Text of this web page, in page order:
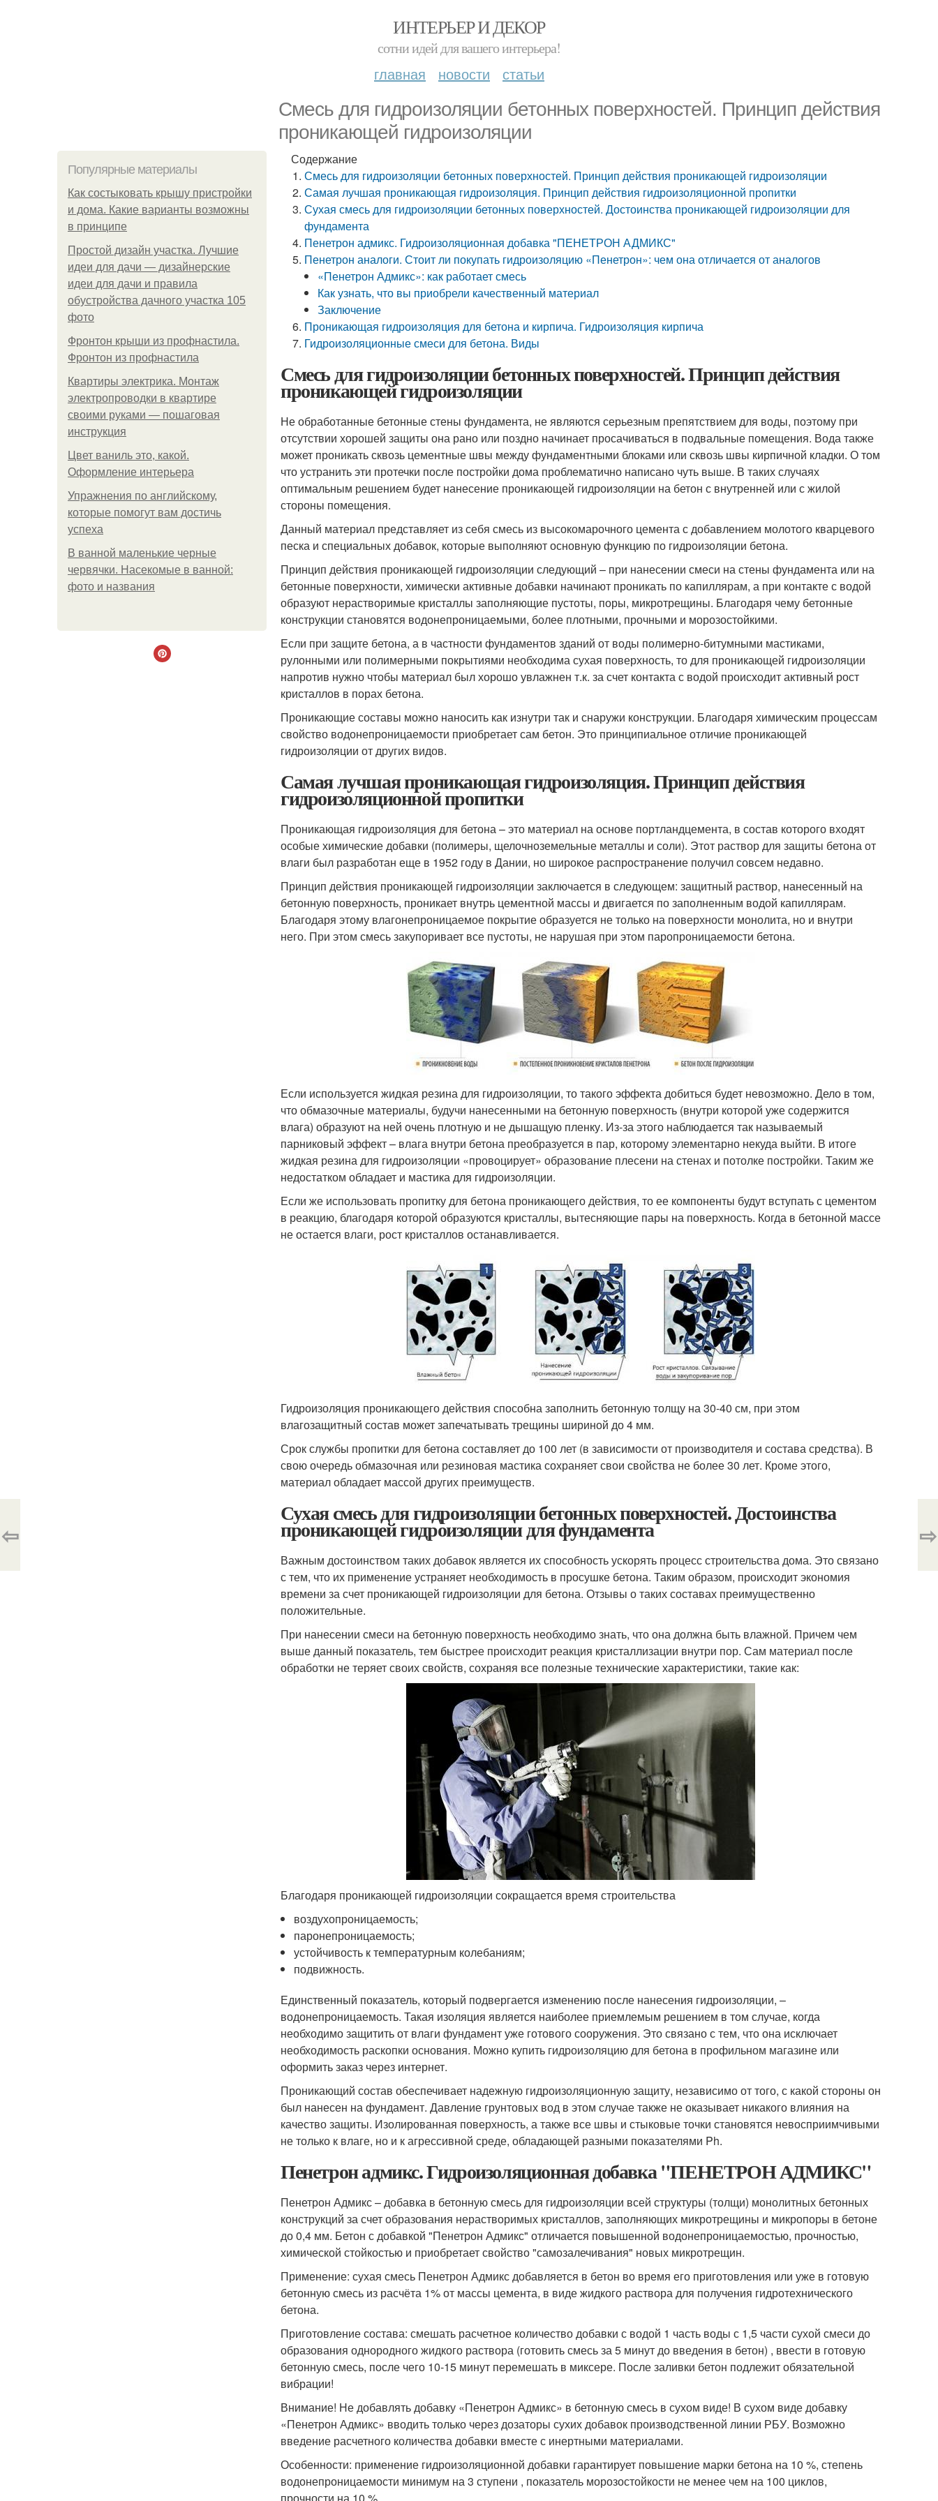
ИНТЕРЬЕР И ДЕКОР
сотни идей для вашего интерьера!
главная новости статьи
Смесь для гидроизоляции бетонных поверхностей. Принцип действия
проникающей гидроизоляции
Популярные материалы
Как состыковать крышу пристройки
и дома. Какие варианты возможны
в принципе
Простой дизайн участка. Лучшие
идеи для дачи — дизайнерские
идеи для дачи и правила
обустройства дачного участка 105
фото
Фронтон крыши из профнастила.
Фронтон из профнастила
Квартиры электрика. Монтаж
электропроводки в квартире
своими руками — пошаговая
инструкция
Цвет ваниль это, какой.
Оформление интерьера
Упражнения по английскому,
которые помогут вам достичь
успеха
В ванной маленькие черные
червячки. Насекомые в ванной:
фото и названия
Содержание
Смесь для гидроизоляции бетонных поверхностей. Принцип действия проникающей гидроизоляции
Самая лучшая проникающая гидроизоляция. Принцип действия гидроизоляционной пропитки
Сухая смесь для гидроизоляции бетонных поверхностей. Достоинства проникающей гидроизоляции для
фундамента
Пенетрон адмикс. Гидроизоляционная добавка "ПЕНЕТРОН АДМИКС"
Пенетрон аналоги. Стоит ли покупать гидроизоляцию «Пенетрон»: чем она отличается от аналогов
«Пенетрон Адмикс»: как работает смесь
Как узнать, что вы приобрели качественный материал
Заключение
Проникающая гидроизоляция для бетона и кирпича. Гидроизоляция кирпича
Гидроизоляционные смеси для бетона. Виды
Смесь для гидроизоляции бетонных поверхностей. Принцип действия
проникающей гидроизоляции
Не обработанные бетонные стены фундамента, не являются серьезным препятствием для воды, поэтому при
отсутствии хорошей защиты она рано или поздно начинает просачиваться в подвальные помещения. Вода также
может проникать сквозь цементные швы между фундаментными блоками или сквозь швы кирпичной кладки. О том
что устранить эти протечки после постройки дома проблематично написано чуть выше. В таких случаях
оптимальным решением будет нанесение проникающей гидроизоляции на бетон с внутренней или с жилой
стороны помещения.
Данный материал представляет из себя смесь из высокомарочного цемента с добавлением молотого кварцевого
песка и специальных добавок, которые выполняют основную функцию по гидроизоляции бетона.
Принцип действия проникающей гидроизоляции следующий – при нанесении смеси на стены фундамента или на
бетонные поверхности, химически активные добавки начинают проникать по капиллярам, а при контакте с водой
образуют нерастворимые кристаллы заполняющие пустоты, поры, микротрещины. Благодаря чему бетонные
конструкции становятся водонепроницаемыми, более плотными, прочными и морозостойкими.
Если при защите бетона, а в частности фундаментов зданий от воды полимерно-битумными мастиками,
рулонными или полимерными покрытиями необходима сухая поверхность, то для проникающей гидроизоляции
напротив нужно чтобы материал был хорошо увлажнен т.к. за счет контакта с водой происходит активный рост
кристаллов в порах бетона.
Проникающие составы можно наносить как изнутри так и снаружи конструкции. Благодаря химическим процессам
свойство водонепроницаемости приобретает сам бетон. Это принципиальное отличие проникающей
гидроизоляции от других видов.
Самая лучшая проникающая гидроизоляция. Принцип действия
гидроизоляционной пропитки
Проникающая гидроизоляция для бетона – это материал на основе портландцемента, в состав которого входят
особые химические добавки (полимеры, щелочноземельные металлы и соли). Этот раствор для защиты бетона от
влаги был разработан еще в 1952 году в Дании, но широкое распространение получил совсем недавно.
Принцип действия проникающей гидроизоляции заключается в следующем: защитный раствор, нанесенный на
бетонную поверхность, проникает внутрь цементной массы и двигается по заполненным водой капиллярам.
Благодаря этому влагонепроницаемое покрытие образуется не только на поверхности монолита, но и внутри
него. При этом смесь закупоривает все пустоты, не нарушая при этом паропроницаемости бетона.
Если используется жидкая резина для гидроизоляции, то такого эффекта добиться будет невозможно. Дело в том,
что обмазочные материалы, будучи нанесенными на бетонную поверхность (внутри которой уже содержится
влага) образуют на ней очень плотную и не дышащую пленку. Из-за этого наблюдается так называемый
парниковый эффект – влага внутри бетона преобразуется в пар, которому элементарно некуда выйти. В итоге
жидкая резина для гидроизоляции «провоцирует» образование плесени на стенах и потолке постройки. Таким же
недостатком обладает и мастика для гидроизоляции.
Если же использовать пропитку для бетона проникающего действия, то ее компоненты будут вступать с цементом
в реакцию, благодаря которой образуются кристаллы, вытесняющие пары на поверхность. Когда в бетонной массе
не остается влаги, рост кристаллов останавливается.
Гидроизоляция проникающего действия способна заполнить бетонную толщу на 30-40 см, при этом
влагозащитный состав может запечатывать трещины шириной до 4 мм.
Срок службы пропитки для бетона составляет до 100 лет (в зависимости от производителя и состава средства). В
свою очередь обмазочная или резиновая мастика сохраняет свои свойства не более 30 лет. Кроме этого,
материал обладает массой других преимуществ.
Сухая смесь для гидроизоляции бетонных поверхностей. Достоинства
проникающей гидроизоляции для фундамента
Важным достоинством таких добавок является их способность ускорять процесс строительства дома. Это связано
с тем, что их применение устраняет необходимость в просушке бетона. Таким образом, происходит экономия
времени за счет проникающей гидроизоляции для бетона. Отзывы о таких составах преимущественно
положительные.
При нанесении смеси на бетонную поверхность необходимо знать, что она должна быть влажной. Причем чем
выше данный показатель, тем быстрее происходит реакция кристаллизации внутри пор. Сам материал после
обработки не теряет своих свойств, сохраняя все полезные технические характеристики, такие как:
Благодаря проникающей гидроизоляции сокращается время строительства
воздухопроницаемость;
паронепроницаемость;
устойчивость к температурным колебаниям;
подвижность.
Единственный показатель, который подвергается изменению после нанесения гидроизоляции, –
водонепроницаемость. Такая изоляция является наиболее приемлемым решением в том случае, когда
необходимо защитить от влаги фундамент уже готового сооружения. Это связано с тем, что она исключает
необходимость раскопки основания. Можно купить гидроизоляцию для бетона в профильном магазине или
оформить заказ через интернет.
Проникающий состав обеспечивает надежную гидроизоляционную защиту, независимо от того, с какой стороны он
был нанесен на фундамент. Давление грунтовых вод в этом случае также не оказывает никакого влияния на
качество защиты. Изолированная поверхность, а также все швы и стыковые точки становятся невосприимчивыми
не только к влаге, но и к агрессивной среде, обладающей разными показателями Ph.
Пенетрон адмикс. Гидроизоляционная добавка "ПЕНЕТРОН АДМИКС"
Пенетрон Адмикс – добавка в бетонную смесь для гидроизоляции всей структуры (толщи) монолитных бетонных
конструкций за счет образования нерастворимых кристаллов, заполняющих микротрещины и микропоры в бетоне
до 0,4 мм. Бетон с добавкой "Пенетрон Адмикс" отличается повышенной водонепроницаемостью, прочностью,
химической стойкостью и приобретает свойство "самозалечивания" новых микротрещин.
Применение: сухая смесь Пенетрон Адмикс добавляется в бетон во время его приготовления или уже в готовую
бетонную смесь из расчёта 1% от массы цемента, в виде жидкого раствора для получения гидротехнического
бетона.
Приготовление состава: смешать расчетное количество добавки с водой 1 часть воды с 1,5 части сухой смеси до
образования однородного жидкого раствора (готовить смесь за 5 минут до введения в бетон) , ввести в готовую
бетонную смесь, после чего 10-15 минут перемешать в миксере. После заливки бетон подлежит обязательной
вибрации!
Внимание! Не добавлять добавку «Пенетрон Адмикс» в бетонную смесь в сухом виде! В сухом виде добавку
«Пенетрон Адмикс» вводить только через дозаторы сухих добавок производственной линии РБУ. Возможно
введение расчетного количества добавки вместе с инертными материалами.
Особенности: применение гидроизоляционной добавки гарантирует повышение марки бетона на 10 %, степень
водонепроницаемости минимум на 3 ступени , показатель морозостойкости не менее чем на 100 циклов,
⇦ ⇨